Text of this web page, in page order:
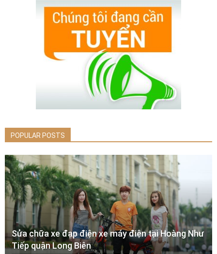
POPULAR POSTS
Sửa chữa xe đạp điện xe máy điện tại Hoàng Như
Tiếp quận Long Biên